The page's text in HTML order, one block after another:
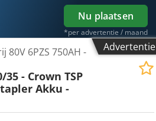
Nu plaatsen
*per advertentie / maand
Advertentie
6PZS 750AH -
35 - Crown TSP
Akku -